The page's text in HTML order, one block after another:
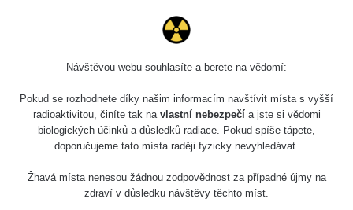
Energetická
kompenzace
Nejméně relevantní měření
proč?
Spektrometrie
Návštěvou webu souhlasíte a berete na vědomí:
Pokud se rozhodnete díky našim informacím navštívit místa s vyšší
radioaktivitou, činíte tak na vlastní nebezpečía jste si vědomi
biologických účinků a důsledků radiace. Pokud spíše tápete,
doporučujeme tato místa raději fyzicky nevyhledávat.
Žhavá místa nenesou žádnou zodpovědnost za případné újmy na
zdraví v důsledku návštěvy těchto míst.